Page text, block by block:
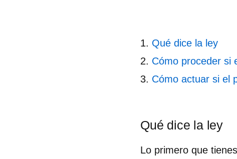
Qué dice la ley
Cómo proceder si
Cómo actuar si el
Qué dice la ley
Lo primero que